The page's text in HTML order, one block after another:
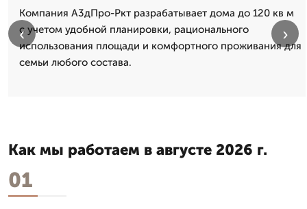
Компания А3дПро-Ркт разрабатывает дома до 120 кв м
с учетом удобной планировки, рационального
использования площади и комфортного проживания для
семьи любого состава.
‹ ›
Как мы работаем в августе 2026 г.
01